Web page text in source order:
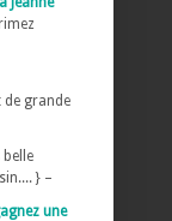
de grande
belle
} –
une